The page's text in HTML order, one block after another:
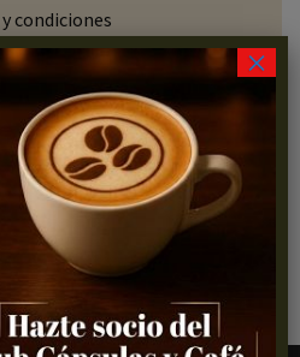
condiciones
local 27, Cdad. Jardín, 29014
627 931 271
legal
de cookies
×